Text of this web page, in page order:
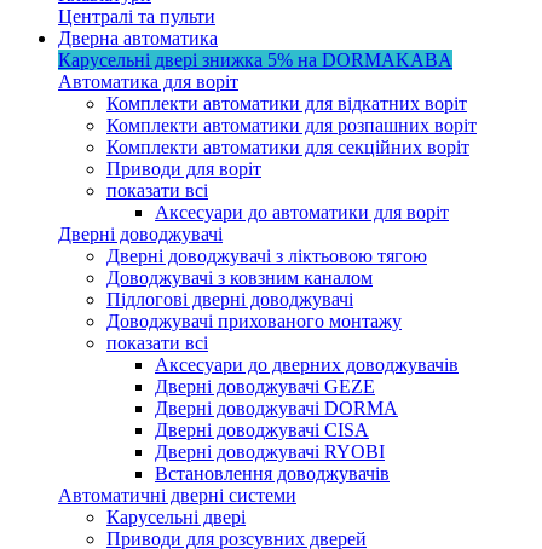
Централі та пульти
Дверна автоматика
Карусельні двері знижка 5% на DORMAKABA
Автоматика для воріт
Комплекти автоматики для відкатних воріт
Комплекти автоматики для розпашних воріт
Комплекти автоматики для секційних воріт
Приводи для воріт
показати всі
Аксесуари до автоматики для воріт
Дверні доводжувачі
Дверні доводжувачі з ліктьовою тягою
Доводжувачі з ковзним каналом
Підлогові дверні доводжувачі
Доводжувачі прихованого монтажу
показати всі
Аксесуари до дверних доводжувачів
Дверні доводжувачі GEZE
Дверні доводжувачі DORMA
Дверні доводжувачі CISA
Дверні доводжувачі RYOBI
Встановлення доводжувачів
Автоматичні дверні системи
Карусельні двері
Приводи для розсувних дверей